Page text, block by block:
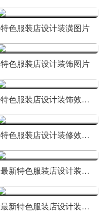
特色服装店设计装潢图片
特色服装店设计装饰图片
特色服装店设计装饰效果图片
特色服装店设计装修效果图
最新特色服装店设计装饰效果图
最新特色服装店设计装修图片